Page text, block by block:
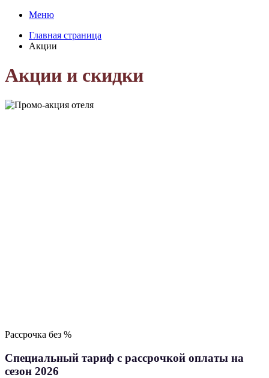
Меню
Главная страница
Акции
Акции и скидки
Рассрочка без %
Специальный тариф с рассрочкой оплаты на
сезон 2026